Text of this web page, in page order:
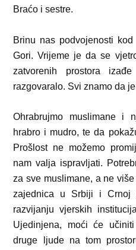
Braćo i sestre.
Brinu nas podvojenosti
Gori. Vrijeme je da se
zatvorenih prostora
razgovaralo. Svi znamo da
Ohrabrujmo muslimane i
hrabro i mudro, te da
Prošlost ne možemo
nam valja ispravljati.
za sve muslimane, a ne
zajednica u Srbiji i Crnoj
razvijanju vjerskih
Ujedinjena, moći će
druge ljude na tom